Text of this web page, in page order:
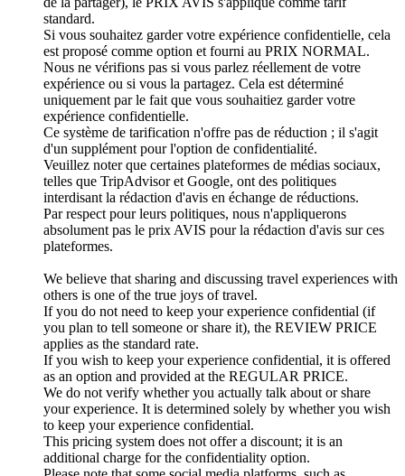
standard.
Si vous souhaitez garder votre expérience confidentielle, cela
est proposé comme option et fourni au PRIX NORMAL.
Nous ne vérifions pas si vous parlez réellement de votre
expérience ou si vous la partagez. Cela est déterminé
uniquement par le fait que vous souhaitiez garder votre
expérience confidentielle.
Ce système de tarification n'offre pas de réduction ; il s'agit
d'un supplément pour l'option de confidentialité.
Veuillez noter que certaines plateformes de médias sociaux,
telles que TripAdvisor et Google, ont des politiques
interdisant la rédaction d'avis en échange de réductions.
Par respect pour leurs politiques, nous n'appliquerons
absolument pas le prix AVIS pour la rédaction d'avis sur ces
plateformes.
We believe that sharing and discussing travel experiences with
others is one of the true joys of travel.
If you do not need to keep your experience confidential (if
you plan to tell someone or share it), the REVIEW PRICE
applies as the standard rate.
If you wish to keep your experience confidential, it is offered
as an option and provided at the REGULAR PRICE.
We do not verify whether you actually talk about or share
your experience. It is determined solely by whether you wish
to keep your experience confidential.
This pricing system does not offer a discount; it is an
additional charge for the confidentiality option.